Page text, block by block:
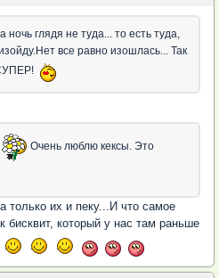
ночь глядя не туда... то есть туда,
все равно изошлась... Так
Очень люблю кексы. Это
только их и пеку...И что самое
бисквит, который у нас там раньше